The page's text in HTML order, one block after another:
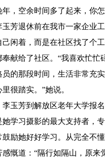
空余时间多了起来，你怎
玉芳退休前在我市一家企业
己闲着，而是在社区找了个
奉献给了社区。“我喜欢忙忙
员的那段时间，生活非常充
很踏实。”她说。
芳到解放区老年大学报名
她学习摄影的最大支持者，
鼓励她好好学习。从完全不
感慨道：“隔行如隔山，原来